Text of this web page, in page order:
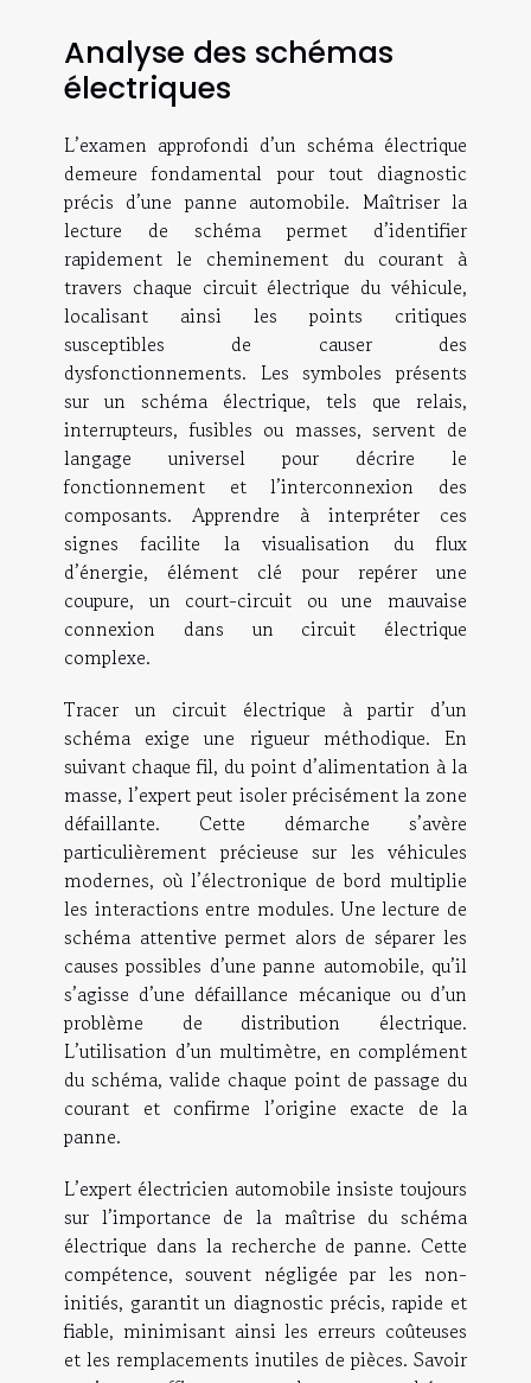
Analyse des schémas
électriques
L’examen approfondi d’un schéma électrique
demeure fondamental pour tout diagnostic
précis d’une panne automobile. Maîtriser la
lecture de schéma permet d’identifier
rapidement le cheminement du courant à
travers chaque circuit électrique du véhicule,
localisant ainsi les points critiques
susceptibles de causer des
dysfonctionnements. Les symboles présents
sur un schéma électrique, tels que relais,
interrupteurs, fusibles ou masses, servent de
langage universel pour décrire le
fonctionnement et l’interconnexion des
composants. Apprendre à interpréter ces
signes facilite la visualisation du flux
d’énergie, élément clé pour repérer une
coupure, un court-circuit ou une mauvaise
connexion dans un circuit électrique
complexe.
Tracer un circuit électrique à partir d’un
schéma exige une rigueur méthodique. En
suivant chaque fil, du point d’alimentation à la
masse, l’expert peut isoler précisément la zone
défaillante. Cette démarche s’avère
particulièrement précieuse sur les véhicules
modernes, où l’électronique de bord multiplie
les interactions entre modules. Une lecture de
schéma attentive permet alors de séparer les
causes possibles d’une panne automobile, qu’il
s’agisse d’une défaillance mécanique ou d’un
problème de distribution électrique.
L’utilisation d’un multimètre, en complément
du schéma, valide chaque point de passage du
courant et confirme l’origine exacte de la
panne.
L’expert électricien automobile insiste toujours
sur l’importance de la maîtrise du schéma
électrique dans la recherche de panne. Cette
compétence, souvent négligée par les non-
initiés, garantit un diagnostic précis, rapide et
fiable, minimisant ainsi les erreurs coûteuses
et les remplacements inutiles de pièces. Savoir